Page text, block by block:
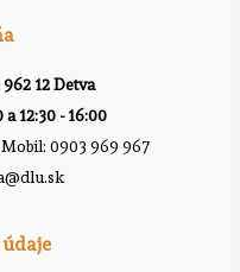
12 Detva
a 12:30 - 16:00
Mobil: 0903 969 967